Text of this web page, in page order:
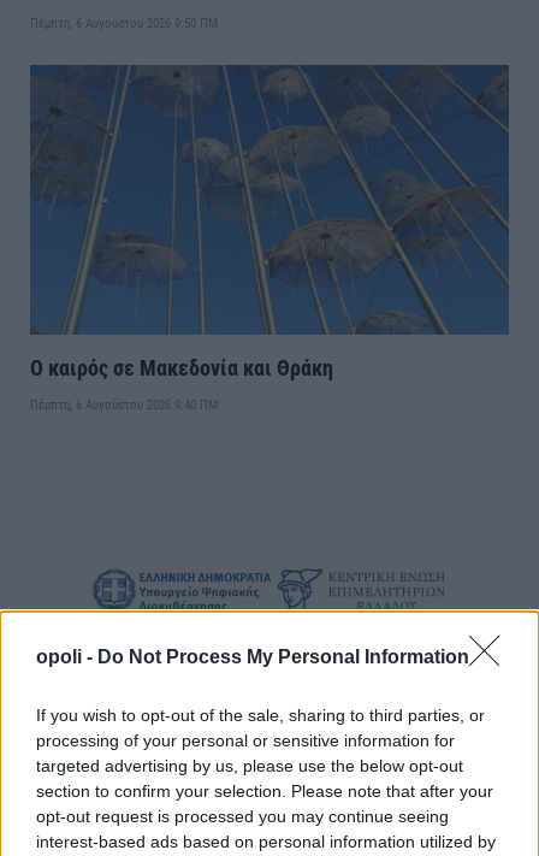
opoli - Do Not Process My Personal Information
If you wish to opt-out of the sale, sharing to third parties, or
processing of your personal or sensitive information for
targeted advertising by us, please use the below opt-out
section to confirm your selection. Please note that after your
opt-out request is processed you may continue seeing
interest-based ads based on personal information utilized by
Πέμπτη, 6 Αυγούστου 2026 9:50 ΠΜ
Ο καιρός σε Μακεδονία και Θράκη
Πέμπτη, 6 Αυγούστου 2026 9:40 ΠΜ